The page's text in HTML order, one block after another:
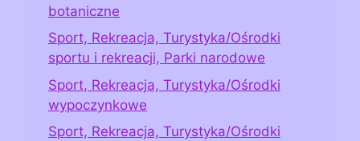
botaniczne
Sport, Rekreacja, Turystyka/Ośrodki
sportu i rekreacji, Parki narodowe
Sport, Rekreacja, Turystyka/Ośrodki
wypoczynkowe
Sport, Rekreacja, Turystyka/Ośrodki